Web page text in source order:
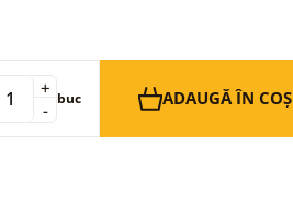
-
+ buc ADAUGĂ ÎN COȘ